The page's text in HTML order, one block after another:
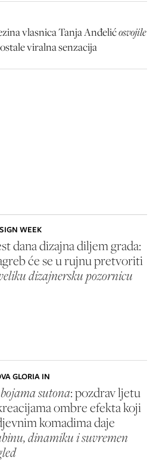
vlasnica Tanja Anđelićosvojile
viralna senzacija
WEEK
dana dizajna diljem grada:
će se u rujnu pretvoriti
dizajnersku pozornicu
GLORIA IN
sutona: pozdrav ljetu
ombre efekta koji
komadima daje
dinamiku i suvremen